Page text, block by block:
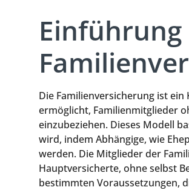
Die Familienversicherung ist
ermöglicht, Familienmitglieder
einzubeziehen. Dieses Modell
wird, indem Abhängige, wie
werden. Die Mitglieder der
Hauptversicherte, ohne selbst
bestimmten Voraussetzungen,